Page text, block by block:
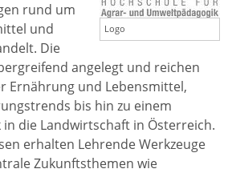
Logo
rund um
und
Die
angelegt und reichen
Ernährung und Lebensmittel,
bis hin zu einem
die Landwirtschaft in Österreich.
erhalten Lehrende Werkzeuge
Zukunftsthemen wie